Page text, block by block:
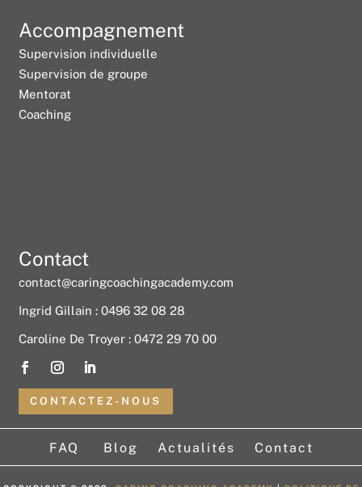
Accompagnement
Supervision individuelle
Supervision de groupe
Mentorat
Coaching
Contact
contact@caringcoachingacademy.com
Ingrid Gillain : 0496 32 08 28
Caroline De Troyer : 0472 29 70 00
CONTACTEZ-NOUS
FAQ Blog Actualités Contact